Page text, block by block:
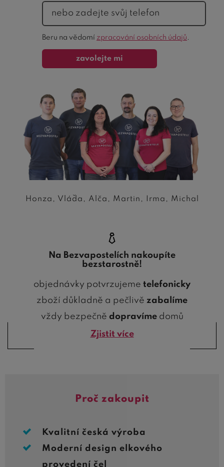
Honza, Vláďa, Alča, Martin, Irma, Michal
telefon
formuláře
Beru na vědomí zpracování osobních údajů
zavolejte mi
Na Bezvapostelích nakoupíte
bezstarostně!
objednávky potvrzujeme telefonicky
zboží důkladně a pečlivě zabalíme
vždy bezpečně dopravímedomů
Zjistit více
Proč zakoupit
Kvalitní česká výroba
Moderní design elkového
provedení čel